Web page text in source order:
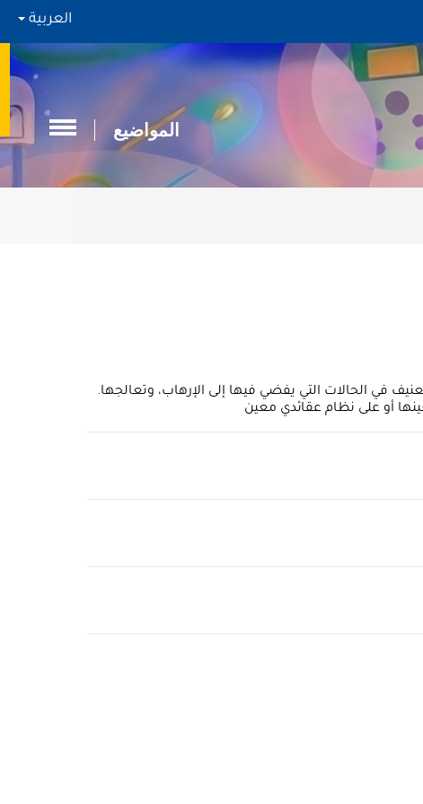
العربية
المواضيع
في الحالات التي يفضي فيها إلى الإرهاب، وتعالجها.
أو على نظام عقائدي معين